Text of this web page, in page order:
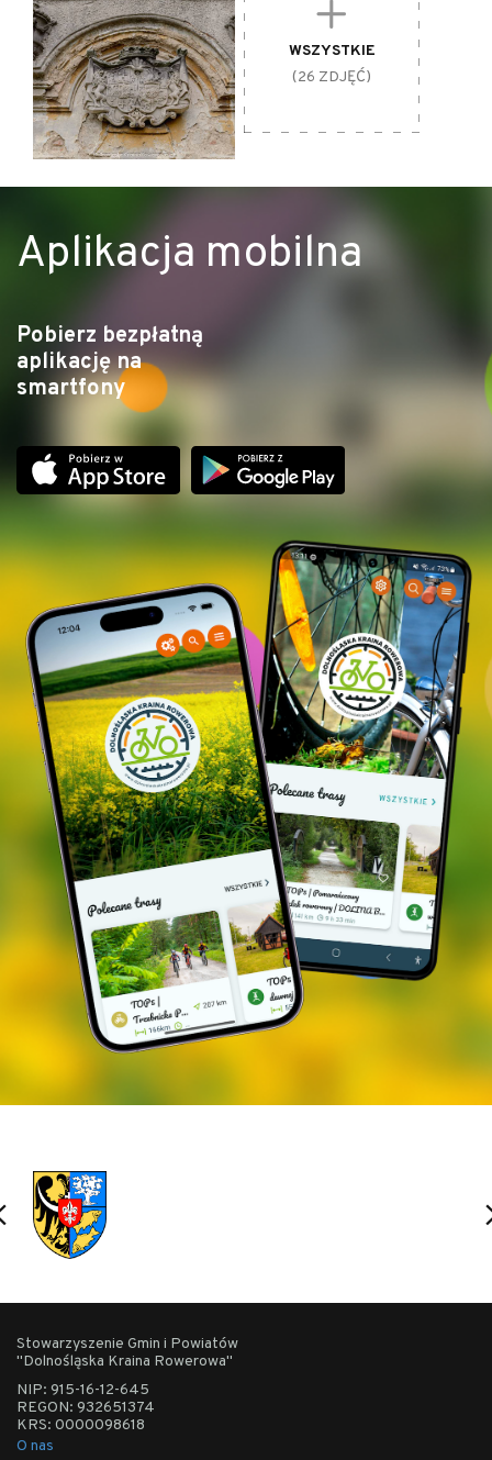
Kawiarnia w pałacu w Goszczu (czynna
sezonowo)
Stawy Krośnickie, fot. Marta Kamińska
Ruiny pałacu w Goszczu, fot. Marta Kamińska
Wiata dla gości Winnicy Anna, fot. Marta Kamińska
WSZYSTKIE
(26 ZDJĘĆ)
Aplikacja mobilna
Pobierz bezpłatną
aplikację na
smartfony
Stowarzyszenie Gmin i Powiatów
"Dolnośląska Kraina Rowerowa"
NIP: 915-16-12-645
REGON: 932651374
KRS: 0000098618
O nas